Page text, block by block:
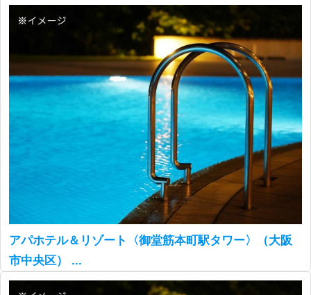
アパホテル＆リゾート〈御堂筋本町駅タワー〉（大阪
市中央区） ...